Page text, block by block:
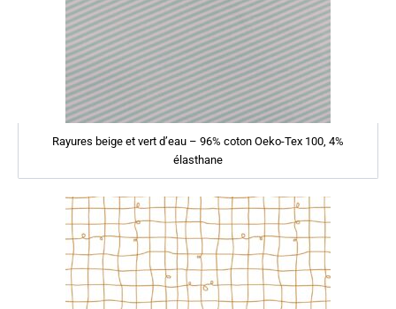
Rayures beige et vert d’eau – 96% coton Oeko-Tex 100, 4%
élasthane